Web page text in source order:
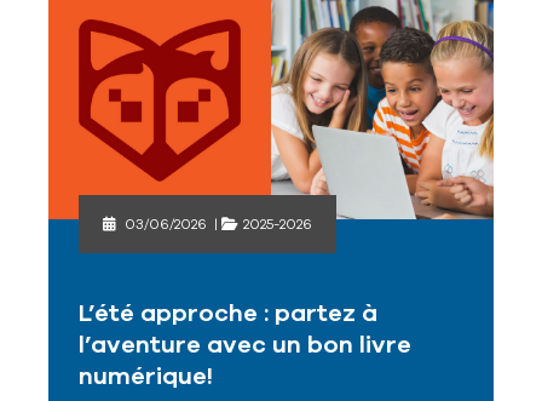
03/06/2026 | 2025-2026
L’été approche : partez à
l’aventure avec un bon livre
numérique!